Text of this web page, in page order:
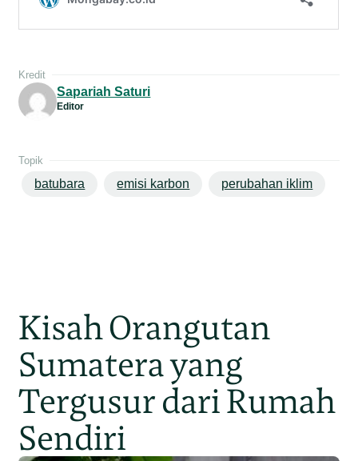
Kredit
Sapariah Saturi
Editor
Topik
batubara emisi karbon perubahan iklim
Kisah Orangutan
Sumatera yang
Tergusur dari Rumah
Sendiri